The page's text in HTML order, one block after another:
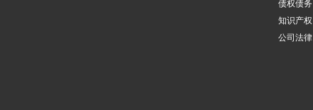
债权债务
知识产权
公司法律